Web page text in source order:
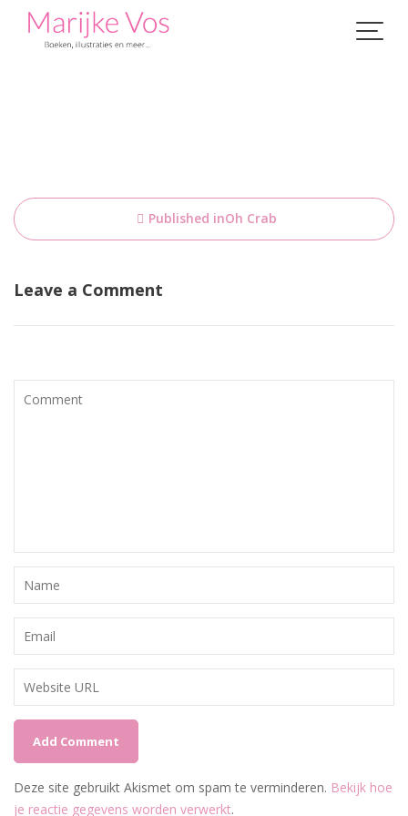
Bericht
navigatie
Published inOh Crab
Leave a Comment
Deze site gebruikt Akismet om spam te verminderen. Bekijk hoe
je reactie gegevens worden verwerkt.